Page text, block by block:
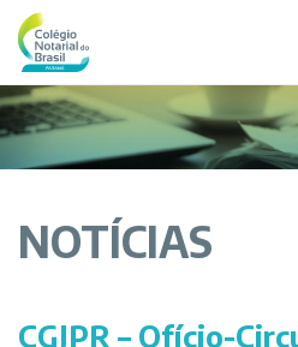
NOTÍCIAS
CGJPR – Ofício-